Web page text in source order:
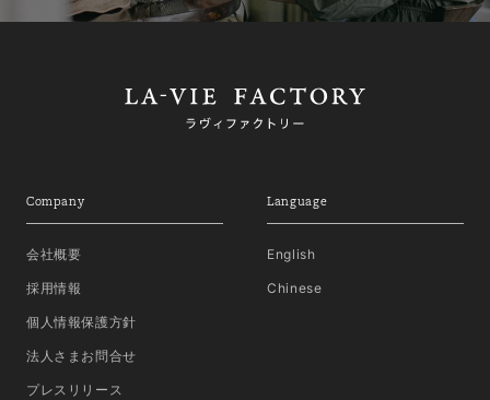
Company
会社概要
採用情報
個人情報保護方針
法人さまお問合せ
プレスリリース
Language
English
Chinese